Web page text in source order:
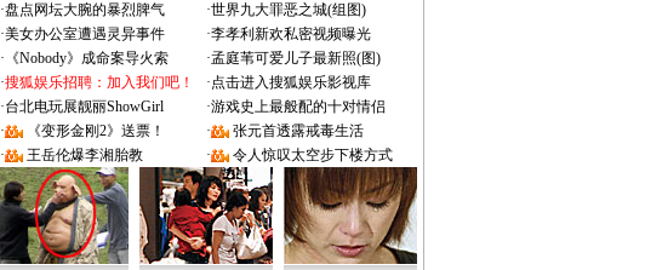
·盘点网坛大腕的暴烈脾气 ·世界九大罪恶之城(组图)
·美女办公室遭遇灵异事件 ·李孝利新欢私密视频曝光
· 《Nobody》成命案导火索 ·孟庭苇可爱儿子最新照(图)
·搜狐娱乐招聘：加入我们吧！ ·点击进入搜狐娱乐影视库
·台北电玩展靓丽ShowGirl ·游戏史上最般配的十对情侣
·
《变形金刚2》送票！ ·
张元首透露戒毒生活
·
王岳伦爆李湘胎教 · 令人惊叹太空步下楼方式